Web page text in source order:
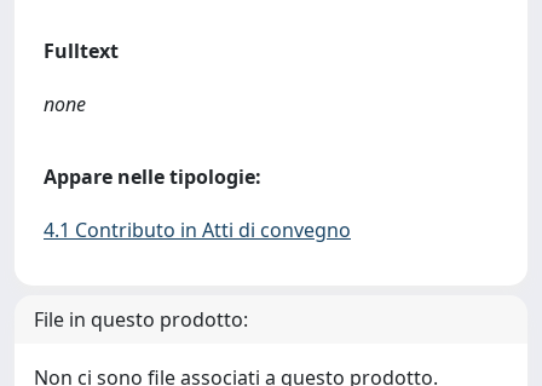
Fulltext
none
Appare nelle tipologie:
4.1 Contributo in Atti di convegno
File in questo prodotto:
Non ci sono file associati a questo prodotto.